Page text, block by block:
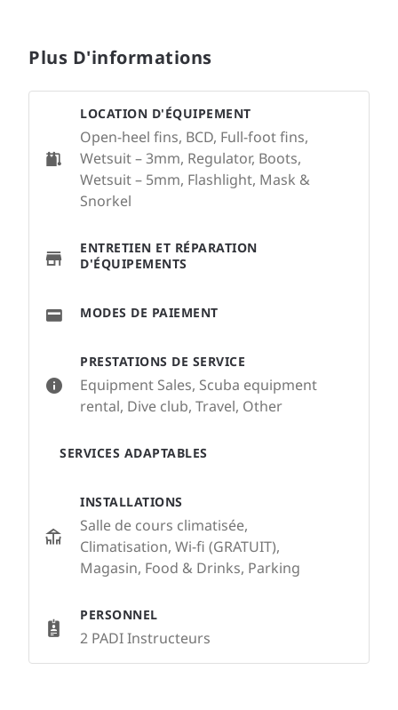
Plus D'informations
PRESTATIONS DE SERVICE
Equipment Sales, Scuba equipment
rental, Dive club, Travel, Other
SERVICES ADAPTABLES
INSTALLATIONS
Salle de cours climatisée,
Climatisation, Wi-fi (GRATUIT),
Magasin, Food & Drinks, Parking
PERSONNEL
2 PADI Instructeurs
LOCATION D'ÉQUIPEMENT
Open-heel fins, BCD, Full-foot fins,
Wetsuit – 3mm, Regulator, Boots,
Wetsuit – 5mm, Flashlight, Mask &
Snorkel
ENTRETIEN ET RÉPARATION
D'ÉQUIPEMENTS
MODES DE PAIEMENT